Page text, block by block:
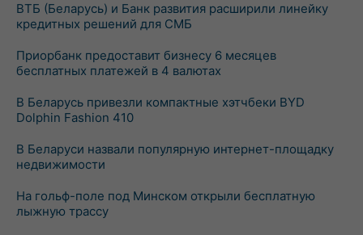
ВТБ (Беларусь) и Банк развития расширили линейку
кредитных решений для СМБ
Приорбанк предоставит бизнесу 6 месяцев
бесплатных платежей в 4 валютах
В Беларусь привезли компактные хэтчбеки BYD
Dolphin Fashion 410
В Беларуси назвали популярную интернет-площадку
недвижимости
На гольф-поле под Минском открыли бесплатную
лыжную трассу